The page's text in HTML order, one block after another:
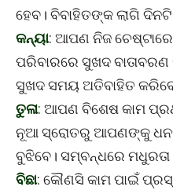
ହେବ। ବିବାହିତଙ୍କ ଲାଗି
କନ୍ୟା: ଆପଣ ନିଜ
ପରିବାରରେ ସୁଖଦ
ସୁଖଦ ସମୟ ଅତିବାହିତ
ତୁଳା: ଆପଣ ବିଶେଷ କାମ
ନୂଆ ସ୍ରୋତରୁ ଆପଣଙ୍କୁ
ବୁଝିବେ। ସମ୍ବନ୍ଧରେ
ବିଛା: କୌଣସି କାମ ପାଇଁ